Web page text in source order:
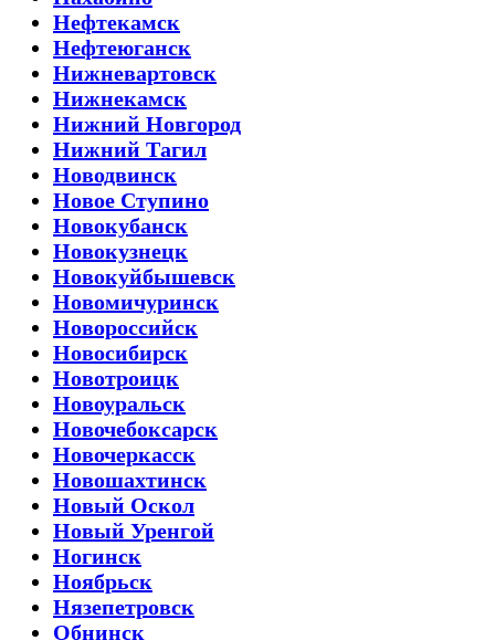
Нефтекамск
Нефтеюганск
Нижневартовск
Нижнекамск
Нижний Новгород
Нижний Тагил
Новодвинск
Новое Ступино
Новокубанск
Новокузнецк
Новокуйбышевск
Новомичуринск
Новороссийск
Новосибирск
Новотроицк
Новоуральск
Новочебоксарск
Новочеркасск
Новошахтинск
Новый Оскол
Новый Уренгой
Ногинск
Ноябрьск
Нязепетровск
Обнинск